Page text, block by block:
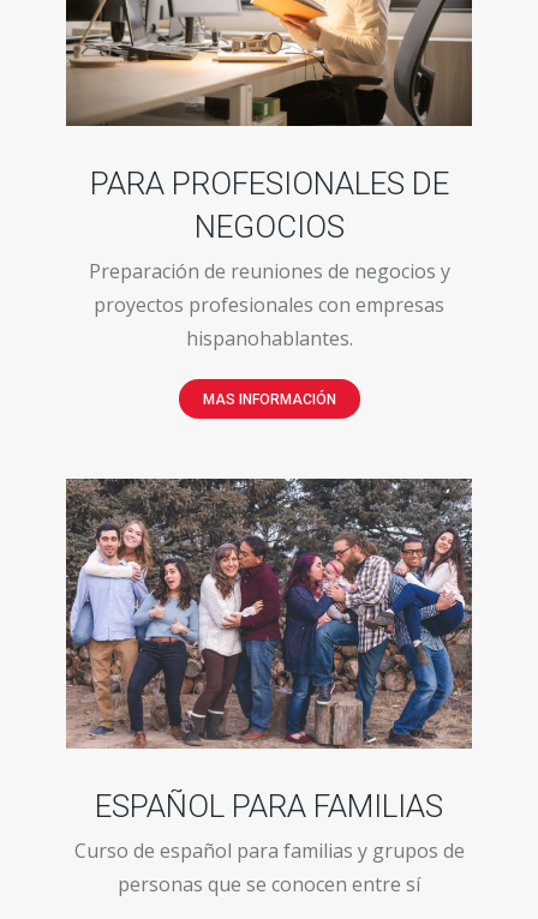
PARA PROFESIONALES DE
NEGOCIOS
Preparación de reuniones de negocios y
proyectos profesionales con empresas
hispanohablantes.
MAS INFORMACIÓN
ESPAÑOL PARA FAMILIAS
Curso de español para familias y grupos de
personas que se conocen entre sí